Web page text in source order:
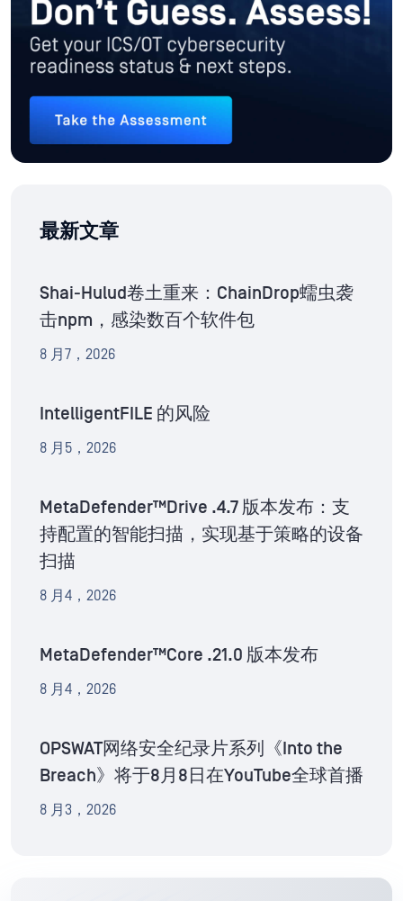
最新文章
Shai-Hulud卷土重来：ChainDrop蠕虫袭
击npm，感染数百个软件包
8 月7，2026
IntelligentFILE 的风险
8 月5，2026
MetaDefender™Drive .4.7 版本发布：支
持配置的智能扫描，实现基于策略的设备
扫描
8 月4，2026
MetaDefender™Core .21.0 版本发布
8 月4，2026
OPSWAT网络安全纪录片系列《Into the
Breach》将于8月8日在YouTube全球首播
8 月3，2026